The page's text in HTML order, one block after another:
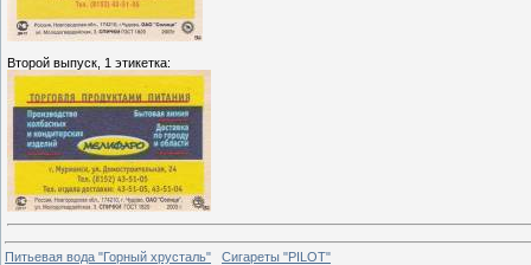
Второй выпуск, 1 этикетка:
Питьевая вода "Горный хрусталь" Сигареты "PILOT"